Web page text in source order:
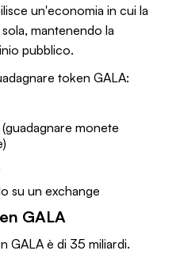
un'economia in cui la
mantenendo la
pubblico.
token GALA:
monete
su un exchange
GALA
GALA è di 35 miliardi.